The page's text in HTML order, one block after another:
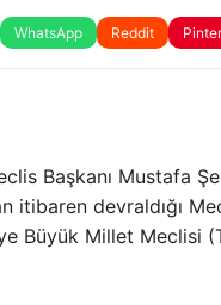
WhatsApp Reddit
Başkanı Mustafa
itibaren devraldığı
Büyük Millet Meclisi